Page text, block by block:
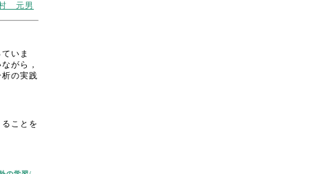
元男
いま
がら，
の実践
ことを